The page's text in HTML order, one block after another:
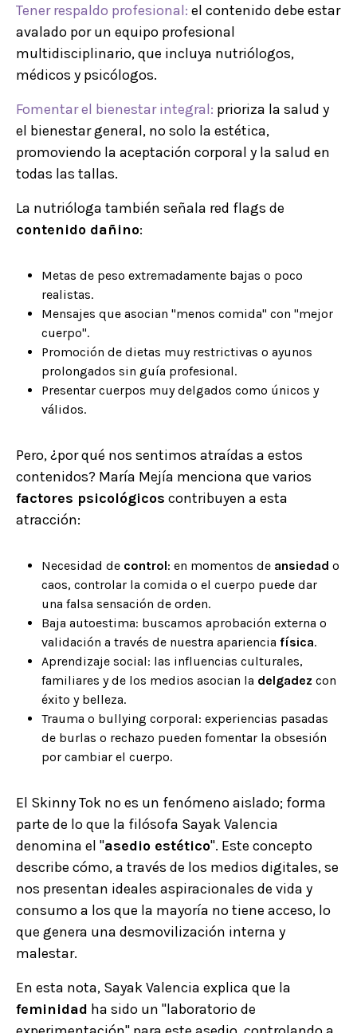
Tener respaldo profesional: el contenido debe estar
avalado por un equipo profesional
multidisciplinario, que incluya nutriólogos,
médicos y psicólogos.
Fomentar el bienestar integral: prioriza la salud y
el bienestar general, no solo la estética,
promoviendo la aceptación corporal y la salud en
todas las tallas.
La nutrióloga también señala red flags de
contenido dañino:
Metas de peso extremadamente bajas o poco
realistas.
Mensajes que asocian "menos comida" con "mejor
cuerpo".
Promoción de dietas muy restrictivas o ayunos
prolongados sin guía profesional.
Presentar cuerpos muy delgados como únicos y
válidos.
Pero, ¿por qué nos sentimos atraídas a estos
contenidos? María Mejía menciona que varios
factores psicológicos contribuyen a esta
atracción:
Necesidad de control: en momentos de ansiedad o
caos, controlar la comida o el cuerpo puede dar
una falsa sensación de orden.
Baja autoestima: buscamos aprobación externa o
validación a través de nuestra apariencia física.
Aprendizaje social: las influencias culturales,
familiares y de los medios asocian la delgadez con
éxito y belleza.
Trauma o bullying corporal: experiencias pasadas
de burlas o rechazo pueden fomentar la obsesión
por cambiar el cuerpo.
El Skinny Tok no es un fenómeno aislado; forma
parte de lo que la filósofa Sayak Valencia
denomina el "asedio estético". Este concepto
describe cómo, a través de los medios digitales, se
nos presentan ideales aspiracionales de vida y
consumo a los que la mayoría no tiene acceso, lo
que genera una desmovilización interna y
malestar.
En esta nota, Sayak Valencia explica que la
feminidad ha sido un "laboratorio de